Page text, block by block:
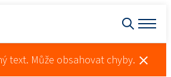
text. Může obsahovat chyby.